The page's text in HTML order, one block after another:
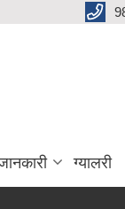
ग्यालरी